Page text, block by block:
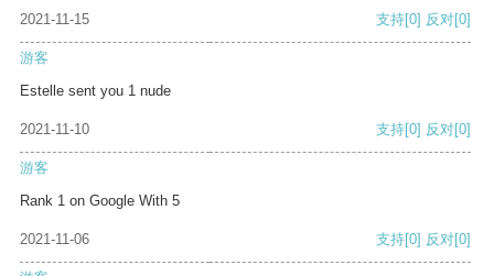
2021-11-15 支持[0] 反对[0]
游客
Estelle sent you 1 nude
2021-11-10 支持[0] 反对[0]
游客
Rank 1 on Google With 5
2021-11-06 支持[0] 反对[0]